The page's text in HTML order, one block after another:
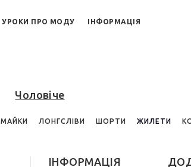
УРОКИ ПРО МОДУ ІНФОРМАЦІЯ
Чоловіче
МАЙКИ ЛОНГСЛІВИ ШОРТИ ЖИЛЕТИ
ІНФОРМАЦІЯ